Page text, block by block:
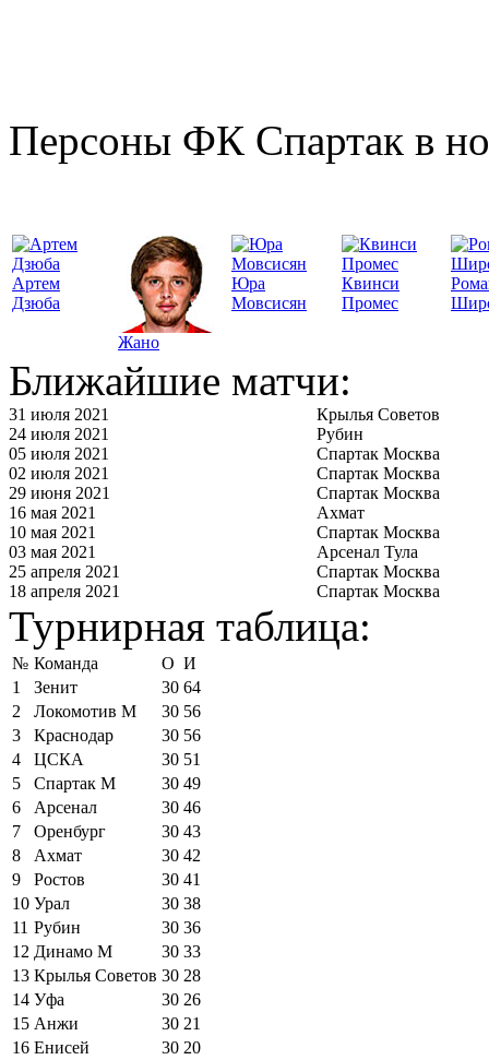
Персоны ФК Спартак в
Артем
Дзюба
Жано
Юра
Мовсисян
Квинси
Промес
Ближайшие матчи:
31 июля 2021
Крылья Советов
24 июля 2021
Рубин
05 июля 2021
Спартак Москва
02 июля 2021
Спартак Москва
29 июня 2021
Спартак Москва
16 мая 2021
Ахмат
10 мая 2021
Спартак Москва
03 мая 2021
Арсенал Тула
25 апреля 2021
Спартак Москва
18 апреля 2021
Спартак Москва
Турнирная таблица:
№ Команда О И
1
Зенит 30 64
2
Локомотив М 30 56
3
Краснодар 30 56
4
ЦСКА 30 51
5
Спартак М 30 49
6
Арсенал 30 46
7
Оренбург 30 43
8
Ахмат 30 42
9
Ростов 30 41
10 Урал 30 38
11 Рубин 30 36
12 Динамо М 30 33
13 Крылья Советов 30 28
14 Уфа 30 26
15 Анжи 30 21
16 Енисей 30 20